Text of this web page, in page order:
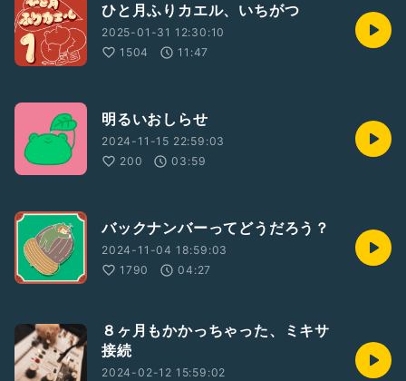
ひと月ふりカエル、いちがつ
2025-01-31 12:30:10
1504
11:47
明るいおしらせ
2024-11-15 22:59:03
200
03:59
バックナンバーってどうだろう？
2024-11-04 18:59:03
1790
04:27
８ヶ月もかかっちゃった、ミキサ
接続
2024-02-12 15:59:02